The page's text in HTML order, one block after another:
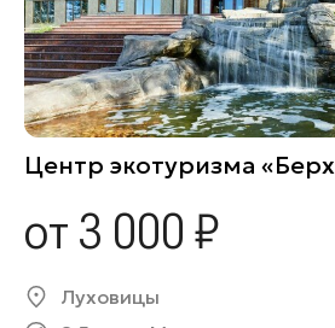
Центр экотуризма
от 3 000 ₽
Луховицы